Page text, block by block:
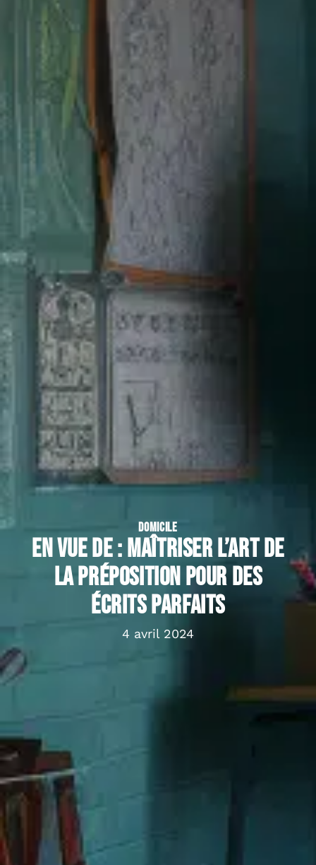
DOMICILE
En vue de : maîtriser l’art de
la préposition pour des
écrits parfaits
4 avril 2024